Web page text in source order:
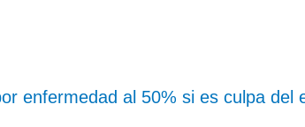
enfermedad al 50% si es culpa del